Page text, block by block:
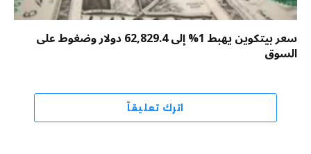
سعر بيتكوين يهبط 1% إلى 62,829.4 دولار وضغوط على
السوق
اترك تعليقاً